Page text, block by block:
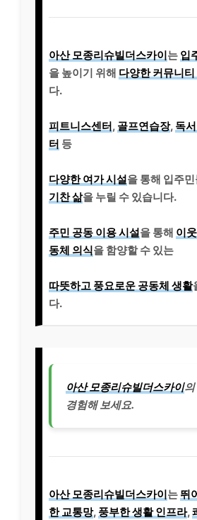
아산 모종리슈빌더스카이는 입
을 높이기 위해 다양한 커뮤니티
다.
피트니스센터, 골프연습장, 독
터 등
다양한 여가 시설을 통해 입주
기찬 삶을 누릴 수 있습니다.
주민 공동 이용 시설을 통해 이
동체 의식을 함양할 수 있는
따뜻하고 풍요로운 공동체 생활
다.
아산 모종리슈빌더스카이의
경험해 보세요.
아산 모종리슈빌더스카이는 뛰
한 교통망, 풍부한 생활 인프라,